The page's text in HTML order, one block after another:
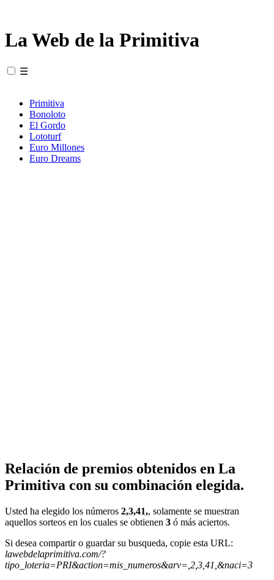
La Web de la Primitiva
☰
Primitiva
Bonoloto
El Gordo
Lototurf
Euro Millones
Euro Dreams
Relación de premios obtenidos en La
Primitiva con su combinación elegida.
Usted ha elegido los números 2,3,41,, solamente se muestran
aquellos sorteos en los cuales se obtienen 3 ó más aciertos.
Si desea compartir o guardar su busqueda, copie esta URL:
lawebdelaprimitiva.com/?
tipo_loteria=PRI&action=mis_numeros&arv=,2,3,41,&naci=3